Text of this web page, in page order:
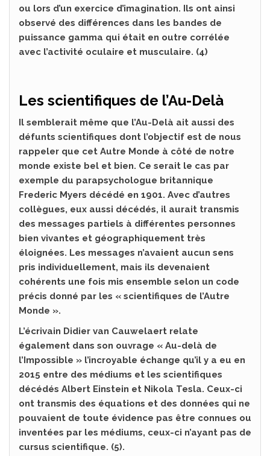
ou lors d’un exercice d’imagination. Ils ont ainsi
observé des différences dans les bandes de
puissance gamma qui était en outre corrélée
avec l’activité oculaire et musculaire. (4)
Les scientifiques de l’Au-Delà
Il semblerait même que l’Au-Delà ait aussi des
défunts scientifiques dont l’objectif est de nous
rappeler que cet Autre Monde à côté de notre
monde existe bel et bien. Ce serait le cas par
exemple du parapsychologue britannique
Frederic Myers décédé en 1901. Avec d’autres
collègues, eux aussi décédés, il aurait transmis
des messages partiels à différentes personnes
bien vivantes et géographiquement très
éloignées. Les messages n’avaient aucun sens
pris individuellement, mais ils devenaient
cohérents une fois mis ensemble selon un code
précis donné par les « scientifiques de l’Autre
Monde ».
L’écrivain Didier van Cauwelaert relate
également dans son ouvrage « Au-delà de
l’Impossible » l’incroyable échange qu’il y a eu en
2015 entre des médiums et les scientifiques
décédés Albert Einstein et Nikola Tesla. Ceux-ci
ont transmis des équations et des données qui ne
pouvaient de toute évidence pas être connues ou
inventées par les médiums, ceux-ci n’ayant pas de
cursus scientifique. (5).